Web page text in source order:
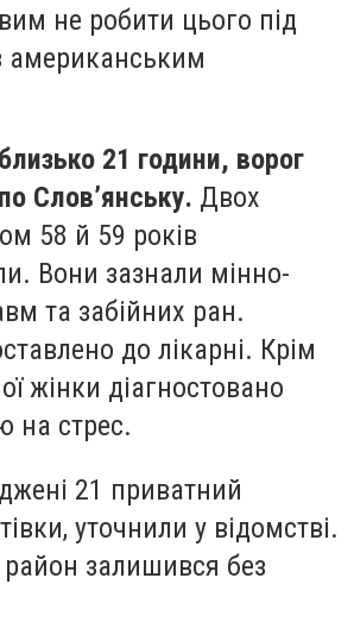
не робити цього під
американським
21 години, ворог
Слов’янську. Двох
58 й 59 років
Вони зазнали мінно-
та забійних ран.
до лікарні. Крім
жінки діагностовано
на стрес.
21 приватний
уточнили у відомстві.
залишився без